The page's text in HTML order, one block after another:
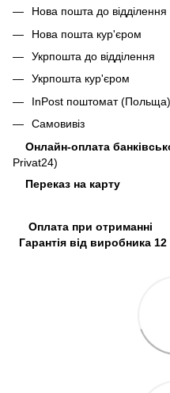
Нова пошта до відділення
Нова пошта кур'єром
Укрпошта до відділення
Укрпошта кур'єром
InPost поштомат (Польща)
Самовивіз
Онлайн-оплата
Privat24)
Переказ на карту
Оплата при отриманні
Гарантія від виробника 12